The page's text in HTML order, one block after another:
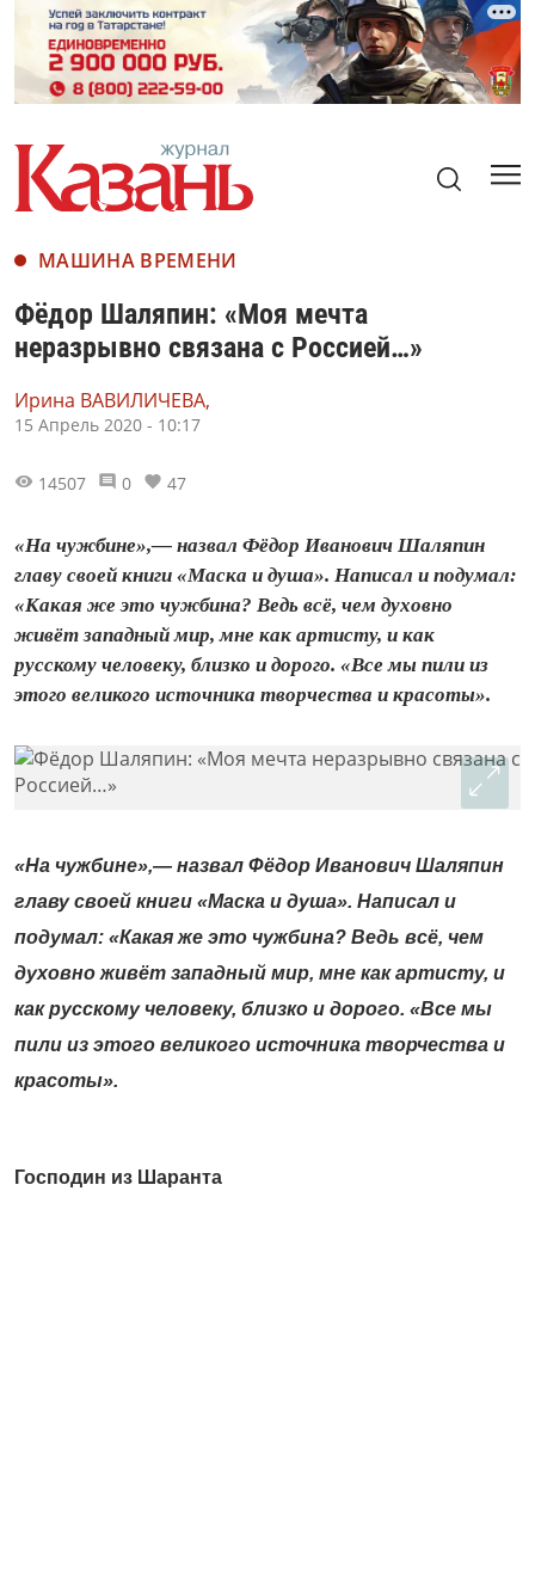
МАШИНА ВРЕМЕНИ
Фёдор Шаляпин: «Моя мечта
неразрывно связана с Россией…»
Ирина ВАВИЛИЧЕВА,
15 Апрель 2020 - 10:17
14507 0 47
«На чужбине»,— назвал Фёдор Иванович Шаляпин
главу своей книги «Маска и душа». Написал и подумал:
«Какая же это чужбина? Ведь всё, чем духовно
живёт западный мир, мне как артисту, и как
русскому человеку, близко и дорого. «Все мы пили из
этого великого источника творчества и красоты».
«На чужбине»,— назвал Фёдор Иванович Шаляпин
главу своей книги «Маска и душа». Написал и
подумал: «Какая же это чужбина? Ведь всё, чем
духовно живёт западный мир, мне как артисту, и
как русскому человеку, близко и дорого. «Все мы
пили из этого великого источника творчества и
красоты».
Господин из Шаранта